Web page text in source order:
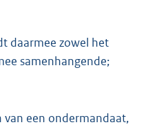
daarmee zowel het
samenhangende;
een ondermandaat,